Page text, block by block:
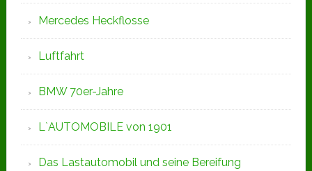
Mercedes Heckflosse
Luftfahrt
BMW 70er-Jahre
L`AUTOMOBILE von 1901
Das Lastautomobil und seine Bereifung